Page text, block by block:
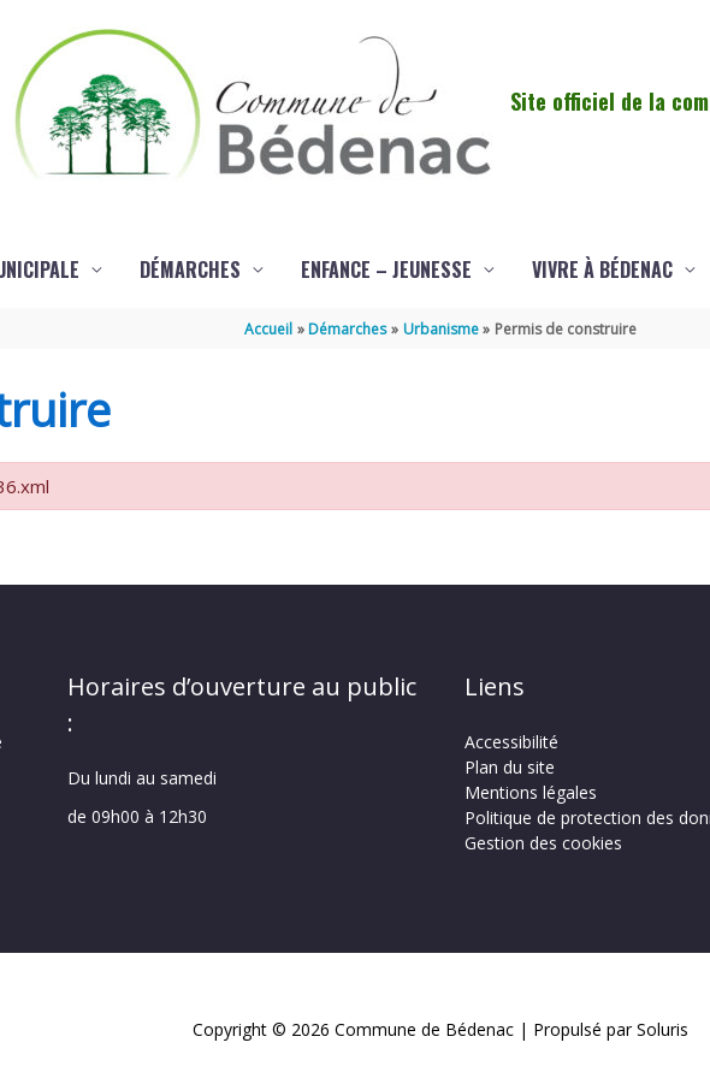
Site officiel de la
DÉMARCHES ENFANCE – JEUNESSE VIVRE À BÉDENAC
Accueil Démarches Urbanisme Permis de construire
Horaires d’ouverture au public
:
Du lundi au samedi
de 09h00 à 12h30
Liens
Accessibilité
Plan du site
Mentions légales
Politique de protection des
Gestion des cookies
Copyright © 2026 Commune de Bédenac | Propulsé par Soluris